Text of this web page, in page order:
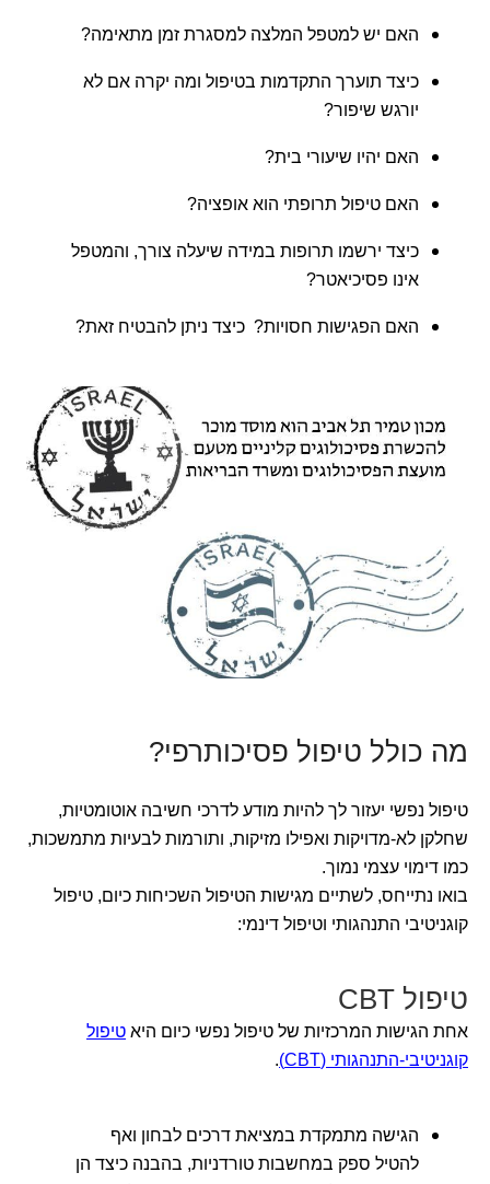
האם יש למטפל המלצה למסגרת זמן מתאימה?
כיצד תוערך התקדמות בטיפול ומה יקרה אם לא
יורגש שיפור?
האם יהיו שיעורי בית?
האם טיפול תרופתי הוא אופציה?
כיצד ירשמו תרופות במידה שיעלה צורך, והמטפל
אינו פסיכיאטר?
האם הפגישות חסויות? כיצד ניתן להבטיח זאת?
מה כולל טיפול פסיכותרפי?
טיפול נפשי יעזור לך להיות מודע לדרכי חשיבה אוטומטיות,
שחלקן לא-מדויקות ואפילו מזיקות, ותורמות לבעיות מתמשכות,
כמו דימוי עצמי נמוך.
בואו נתייחס, לשתיים מגישות הטיפול השכיחות כיום, טיפול
קוגניטיבי התנהגותי וטיפול דינמי:
טיפול CBT
אחת הגישות המרכזיות של טיפול נפשי כיום היא טיפול
קוגניטיבי-התנהגותי (CBT)
.
הגישה מתמקדת במציאת דרכים לבחון ואף
להטיל ספק במחשבות טורדניות, בהבנה כיצד הן